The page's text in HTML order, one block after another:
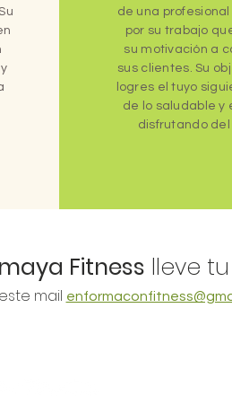
de una
por su trabajo
su motivación a
sus clientes. Su
logres el tuyo
de lo saludable y
disfrutando del
Fitness lleve
mail